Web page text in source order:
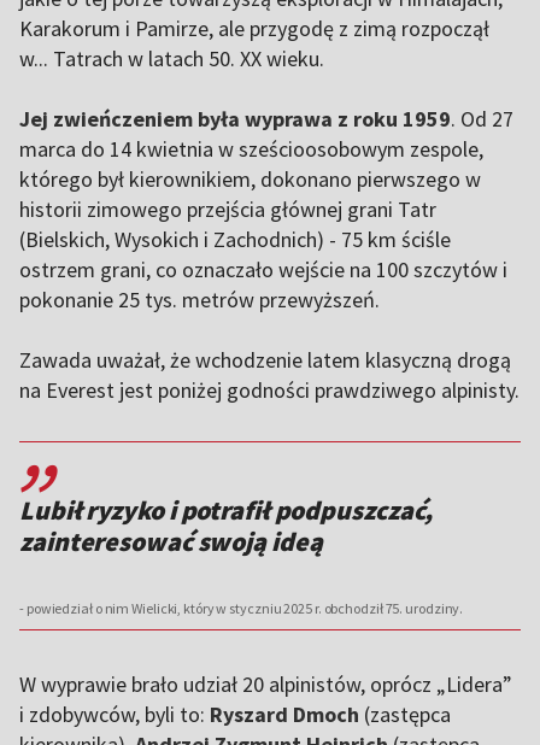
Karakorum i Pamirze, ale przygodę z zimą rozpoczął
w... Tatrach w latach 50. XX wieku.
Jej zwieńczeniem była wyprawa z roku 1959. Od 27
marca do 14 kwietnia w sześcioosobowym zespole,
którego był kierownikiem, dokonano pierwszego w
historii zimowego przejścia głównej grani Tatr
(Bielskich, Wysokich i Zachodnich) - 75 km ściśle
ostrzem grani, co oznaczało wejście na 100 szczytów i
pokonanie 25 tys. metrów przewyższeń.
Zawada uważał, że wchodzenie latem klasyczną drogą
na Everest jest poniżej godności prawdziwego alpinisty.
,,
Lubił ryzyko i potrafił podpuszczać,
zainteresować swoją ideą
- powiedział o nim Wielicki, który w styczniu 2025 r. obchodził 75. urodziny.
W wyprawie brało udział 20 alpinistów, oprócz „Lidera”
i zdobywców, byli to: Ryszard Dmoch (zastępca